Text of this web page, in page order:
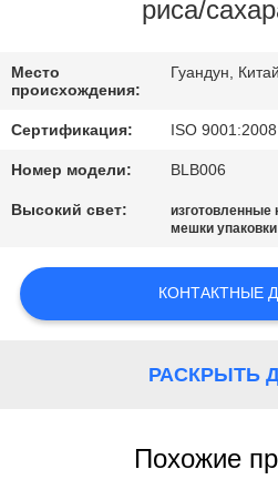
КОНТРОЛЬ
КОНТАКТНЫЕ
ОТПРАВИТЬ
ЗАПРОС
КАРТА
риса/
Место
происхождения:
Гуандун, Китай
Сертификация: ISO 9001:2008
Номер модели: BLB006
Высокий свет: изготовленные
мешки
КОНТАКТНЫЕ
РАСКРЫТЬ
Похожие